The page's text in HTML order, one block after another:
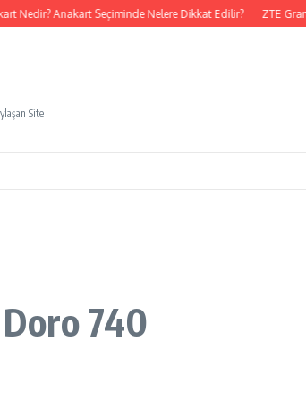
Nedir? Anakart Seçiminde Nelere Dikkat Edilir? ZTE
Site
740